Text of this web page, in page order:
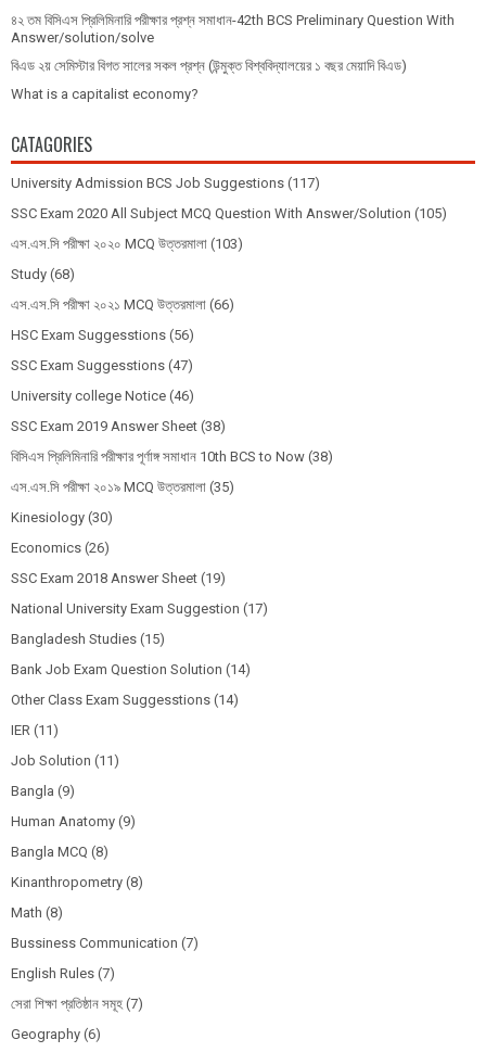
৪২ তম বিসিএস প্রিলিমিনারি পরীক্ষার প্রশ্ন সমাধান-42th BCS Preliminary Question With
Answer/solution/solve
বিএড ২য় সেমিস্টার বিগত সালের সকল প্রশ্ন (উন্মুক্ত বিশ্ববিদ্যালয়ের ১ বছর মেয়াদি বিএড)
What is a capitalist economy?
CATAGORIES
University Admission BCS Job Suggestions (117)
SSC Exam 2020 All Subject MCQ Question With Answer/Solution (105)
এস.এস.সি পরীক্ষা ২০২০ MCQ উত্তরমালা (103)
Study (68)
এস.এস.সি পরীক্ষা ২০২১ MCQ উত্তরমালা (66)
HSC Exam Suggesstions (56)
SSC Exam Suggesstions (47)
University college Notice (46)
SSC Exam 2019 Answer Sheet (38)
বিসিএস প্রিলিমিনারি পরীক্ষার পূর্ণাঙ্গ সমাধান 10th BCS to Now (38)
এস.এস.সি পরীক্ষা ২০১৯ MCQ উত্তরমালা (35)
Kinesiology (30)
Economics (26)
SSC Exam 2018 Answer Sheet (19)
National University Exam Suggestion (17)
Bangladesh Studies (15)
Bank Job Exam Question Solution (14)
Other Class Exam Suggesstions (14)
IER (11)
Job Solution (11)
Bangla (9)
Human Anatomy (9)
Bangla MCQ (8)
Kinanthropometry (8)
Math (8)
Bussiness Communication (7)
English Rules (7)
সেরা শিক্ষা প্রতিষ্ঠান সমূহ (7)
Geography (6)